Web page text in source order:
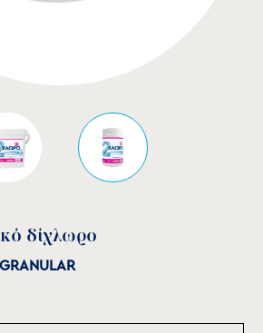
δίχλωρο